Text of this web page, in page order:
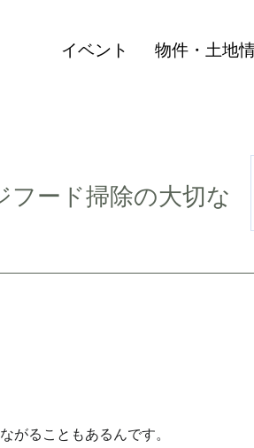
イベント 物件・土地
ード掃除の大切な
ることもあるんです。